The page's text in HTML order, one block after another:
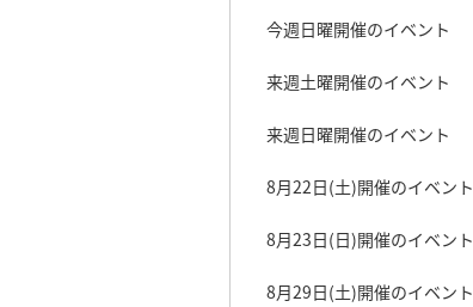
今週日曜開催のイベント
来週土曜開催のイベント
来週日曜開催のイベント
8月22日(土)開催のイベント
8月23日(日)開催のイベント
8月29日(土)開催のイベント